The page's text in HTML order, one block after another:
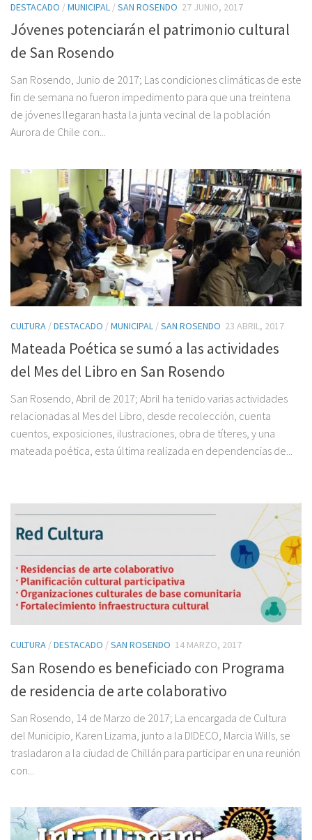
DESTACADO /MUNICIPAL /SAN ROSENDO 27 JUNIO, 2017
Jóvenes potenciarán el patrimonio cultural
de San Rosendo
San Rosendo, Junio de 2017; Las condiciones climáticas de este
fin de semana no fueron impedimento para que una treintena
de jóvenes llegaran hasta la junta vecinal de la población
Aurora de Chile con...
CULTURA /DESTACADO /MUNICIPAL /SAN ROSENDO 23 ABRIL, 2017
Mateada Poética se sumó a las actividades
del Mes del Libro en San Rosendo
San Rosendo, Abril de 2017; Abril ha tenido varias actividades
relacionadas al Mes del Libro, desde recolección, cuenta
cuentos, exposiciones, ilustraciones, obra de títeres, y una
mateada poética, esta última realizada en dependencias de...
CULTURA /DESTACADO /SAN ROSENDO 14 MARZO, 2017
San Rosendo es beneficiado con Programa
de residencia de arte colaborativo
San Rosendo, 14 de Marzo de 2017; La encargada de Cultura
del Municipio, Karen Lizama, junto a la DIDECO, Marcia Wills, se
trasladaron a la ciudad de Chillán para participar en una reunión
con...